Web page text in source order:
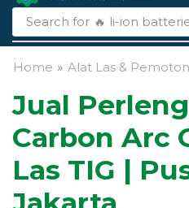
Search for 🔥 li-ion
Home » Alat Las &
Jual
Carbon Arc
Las TIG |